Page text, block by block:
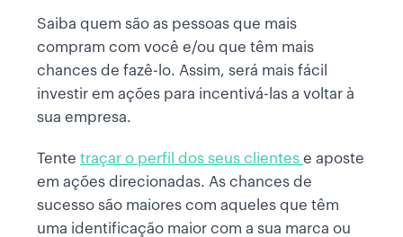
Saiba quem são as pessoas que mais
compram com você e/ou que têm mais
chances de fazê-lo. Assim, será mais fácil
investir em ações para incentivá-las a voltar à
sua empresa.
Tente traçar o perfil dos seus clientes e aposte
em ações direcionadas. As chances de
sucesso são maiores com aqueles que têm
uma identificação maior com a sua marca ou